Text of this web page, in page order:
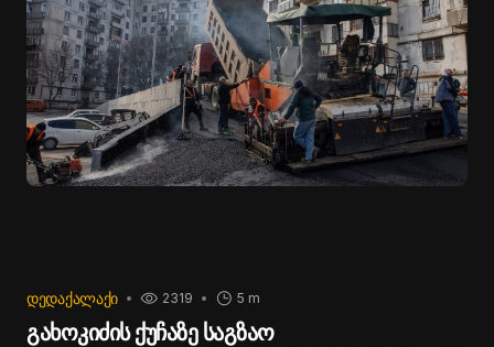
ᲓᲔᲓᲐᲥᲐᲚᲐᲥᲘ 5 m
2319
გახოკიძის ქუჩაზე საგზაო